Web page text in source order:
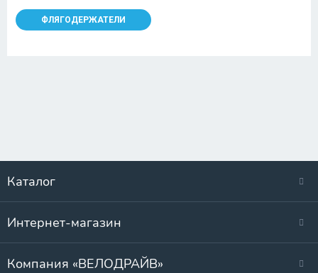
ФЛЯГОДЕРЖАТЕЛИ
Каталог
Интернет-магазин
Компания «ВЕЛОДРАЙВ»